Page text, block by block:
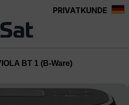
PRIVATKUNDE
BT 1 (B-Ware)